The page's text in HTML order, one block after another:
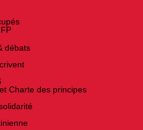
débats
Charte des principes